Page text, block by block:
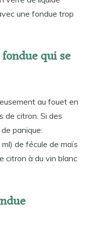
une fondue trop
qui se
au fouet en
de citron. Si des
panique:
de fécule de maïs
citron à du vin blanc